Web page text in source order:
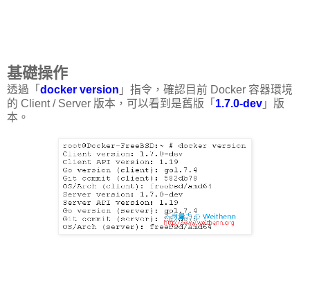
基礎操作
透過「 docker version 」指令，確認目前 Docker 容器環境
的 Client / Server 版本，可以看到是舊版「 1.7.0-dev 」版
本。